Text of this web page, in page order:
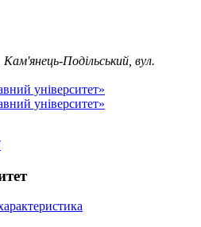
Подільський, вул.